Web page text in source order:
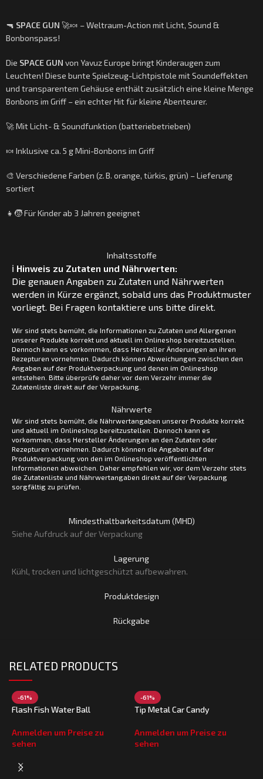
🔫 SPACE GUN 🚀🍬 – Weltraum-Action mit Licht, Sound &
Bonbonspass!
Die SPACE GUN von Yavuz Europe bringt Kinderaugen zum
Leuchten! Diese bunte Spielzeug-Lichtpistole mit Soundeffekten
und transparentem Gehäuse enthält zusätzlich eine kleine Menge
Bonbons im Griff – ein echter Hit für kleine Abenteurer.
🚀 Mit Licht- & Soundfunktion (batteriebetrieben)
🍬 Inklusive ca. 5 g Mini-Bonbons im Griff
🎨 Verschiedene Farben (z. B. orange, türkis, grün) – Lieferung
sortiert
👧🧒 Für Kinder ab 3 Jahren geeignet
Inhaltsstoffe
ℹ️ Hinweis zu Zutaten und Nährwerten:
Die genauen Angaben zu Zutaten und Nährwerten
werden in Kürze ergänzt, sobald uns das Produktmuster
vorliegt. Bei Fragen kontaktiere uns bitte direkt.
Wir sind stets bemüht, die Informationen zu Zutaten und Allergenen
unserer Produkte korrekt und aktuell im Onlineshop bereitzustellen.
Dennoch kann es vorkommen, dass Hersteller Änderungen an ihren
Rezepturen vornehmen. Dadurch können Abweichungen zwischen den
Angaben auf der Produktverpackung und denen im Onlineshop
entstehen. Bitte überprüfe daher vor dem Verzehr immer die
Zutatenliste direkt auf der Verpackung.
Nährwerte
Wir sind stets bemüht, die Nährwertangaben unserer Produkte korrekt
und aktuell im Onlineshop bereitzustellen. Dennoch kann es
vorkommen, dass Hersteller Änderungen an den Zutaten oder
Rezepturen vornehmen. Dadurch können die Angaben auf der
Produktverpackung von den im Onlineshop veröffentlichten
Informationen abweichen. Daher empfehlen wir, vor dem Verzehr stets
die Zutatenliste und Nährwertangaben direkt auf der Verpackung
sorgfältig zu prüfen.
Mindesthaltbarkeitsdatum (MHD)
Siehe Aufdruck auf der Verpackung
Lagerung
Kühl, trocken und lichtgeschützt aufbewahren.
Produktdesign
Rückgabe
RELATED PRODUCTS
-61%
Flash Fish Water Ball
Anmelden um Preise zu
sehen
-61%
Tip Metal Car Candy
Anmelden um Preise zu
sehen